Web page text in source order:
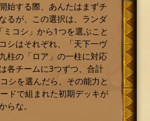
始する際、あんたはまずチ
るが、この選択は、ランダ
コシ」から1つを選ぶこと
シはそれぞれ、「天下一ヴ
柱の「ロア」の一柱に対応
各チームに3つずつ、合計
シを選んだら、その能力と
ドで組まれた初期デッキが
らな。